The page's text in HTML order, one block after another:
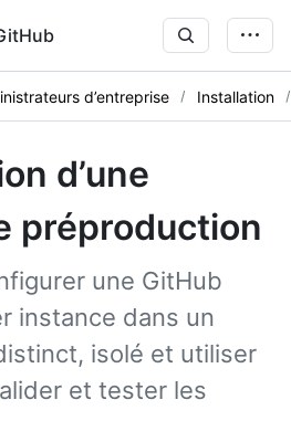
d’entreprise Installation
d’une
préproduction
une GitHub
instance dans un
isolé et utiliser
et tester les